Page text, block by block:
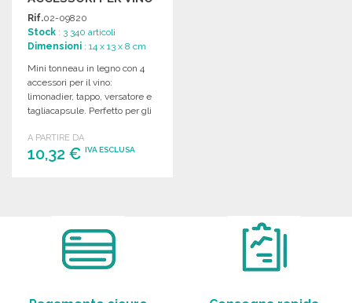
Rif.02-09820
Stock : 3 340 articoli
Dimensioni : 14 x 13 x 8 cm
Mini tonneau in legno con 4
accessori per il vino:
limonadier, tappo, versatore e
tagliacapsule. Perfetto per gli
A PARTIRE DA
10,32 € IVA ESCLUSA